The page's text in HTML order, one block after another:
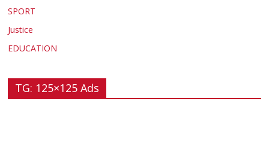
SPORT
Justice
EDUCATION
TG: 125×125 Ads